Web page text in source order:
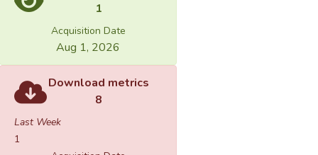
1
Acquisition Date
Aug 1, 2026
Download metrics
8
Last Week
1